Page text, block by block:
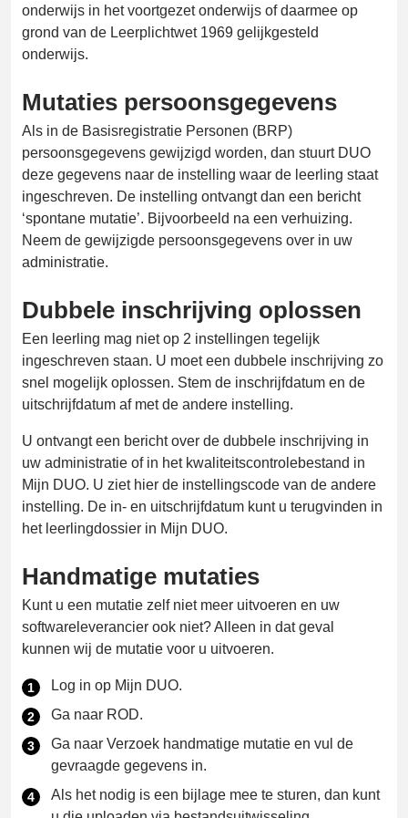
onderwijs in het voortgezet onderwijs of daarmee op
grond van de Leerplichtwet 1969 gelijkgesteld
onderwijs.
Mutaties persoonsgegevens
Als in de Basisregistratie Personen (BRP)
persoonsgegevens gewijzigd worden, dan stuurt DUO
deze gegevens naar de instelling waar de leerling staat
ingeschreven. De instelling ontvangt dan een bericht
‘spontane mutatie’. Bijvoorbeeld na een verhuizing.
Neem de gewijzigde persoonsgegevens over in uw
administratie.
Dubbele inschrijving oplossen
Een leerling mag niet op 2 instellingen tegelijk
ingeschreven staan. U moet een dubbele inschrijving zo
snel mogelijk oplossen. Stem de inschrijfdatum en de
uitschrijfdatum af met de andere instelling.
U ontvangt een bericht over de dubbele inschrijving in
uw administratie of in het kwaliteitscontrolebestand in
Mijn DUO. U ziet hier de instellingscode van de andere
instelling. De in- en uitschrijfdatum kunt u terugvinden in
het leerlingdossier in Mijn DUO.
Handmatige mutaties
Kunt u een mutatie zelf niet meer uitvoeren en uw
softwareleverancier ook niet? Alleen in dat geval
kunnen wij de mutatie voor u uitvoeren.
Log in op Mijn DUO.
Ga naar ROD.
Ga naar Verzoek handmatige mutatie en vul de
gevraagde gegevens in.
Als het nodig is een bijlage mee te sturen, dan kunt